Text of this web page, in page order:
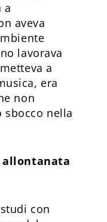
a
aveva
lavorava
a
era
non
sbocco nella
allontanata
con